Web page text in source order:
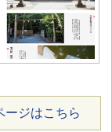
ージはこちら